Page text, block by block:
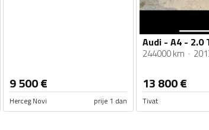
9 500€
Herceg Novi prije 1 dan
Audi - A4 - 2.0
244000 km
13 800€
Tivat